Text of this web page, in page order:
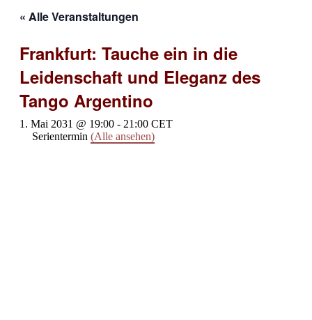
« Alle Veranstaltungen
Frankfurt: Tauche ein in die
Leidenschaft und Eleganz des
Tango Argentino
1. Mai 2031 @ 19:00 - 21:00 CET
Serientermin (Alle ansehen)